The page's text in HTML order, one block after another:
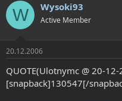
W Wysoki93
Active Member
20.12.2006
QUOTE(Ulotnymc @ 20-
[snapback]130547[/